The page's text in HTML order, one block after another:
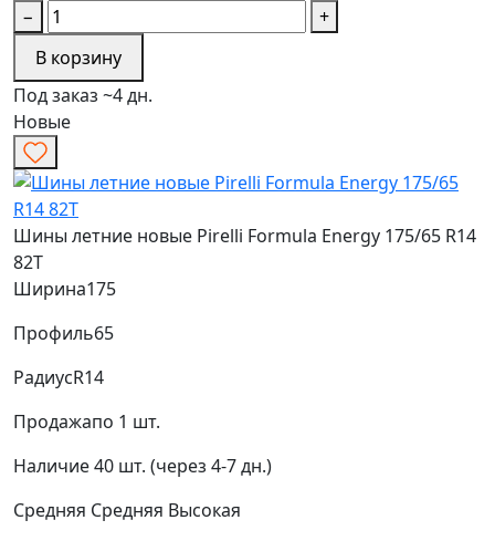
−
+
В корзину
Под заказ ~4 дн.
Новые
Шины летние новые Pirelli Formula Energy 175/65 R14
82T
Ширина175
Профиль65
РадиусR14
Продажапо 1 шт.
Наличие40 шт. (через 4-7 дн.)
Средняя Средняя Высокая